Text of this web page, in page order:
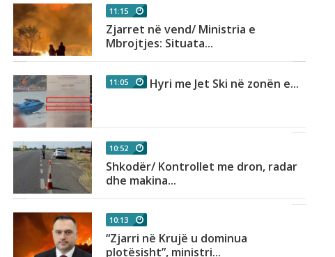
11:15
Zjarret në vend/ Ministria e
Mbrojtjes: Situata...
11:05 Hyri me Jet Ski në zonën e...
10:52
Shkodër/ Kontrollet me dron, radar
dhe makina...
10:13
“Zjarri në Krujë u dominua
plotësisht”, ministri...